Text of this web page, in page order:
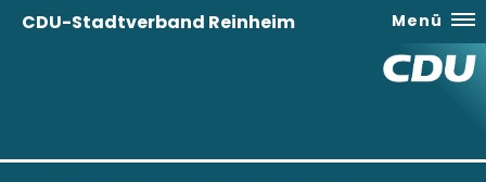
CDU-Stadtverband Reinheim Menü